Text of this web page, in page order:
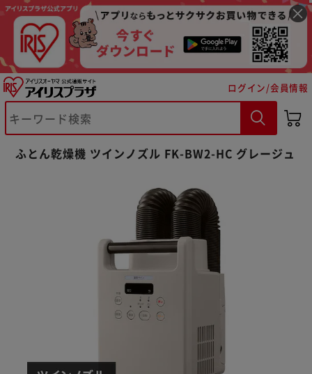
ログイン/会員情報
ふとん乾燥機 ツインノズル FK-BW2-HC グレージュ